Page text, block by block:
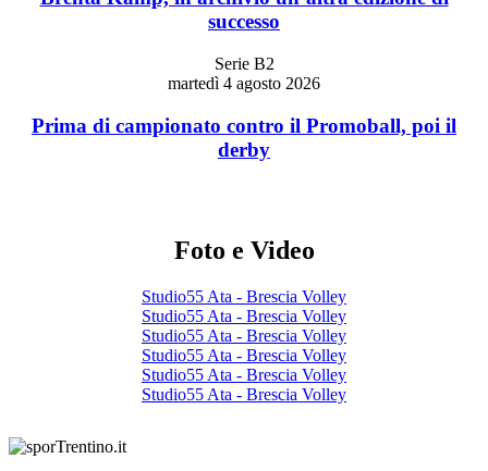
successo
Serie B2
martedì 4 agosto 2026
Prima di campionato contro il Promoball, poi il
derby
Foto e Video
Studio55 Ata - Brescia Volley
Studio55 Ata - Brescia Volley
Studio55 Ata - Brescia Volley
Studio55 Ata - Brescia Volley
Studio55 Ata - Brescia Volley
Studio55 Ata - Brescia Volley